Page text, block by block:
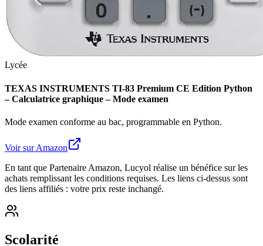
Lycée
TEXAS INSTRUMENTS TI-83 Premium CE Edition Python
– Calculatrice graphique – Mode examen
Mode examen conforme au bac, programmable en Python.
Voir sur Amazon
En tant que Partenaire Amazon, Lucyol réalise un bénéfice sur les
achats remplissant les conditions requises. Les liens ci-dessus sont
des liens affiliés : votre prix reste inchangé.
Scolarité